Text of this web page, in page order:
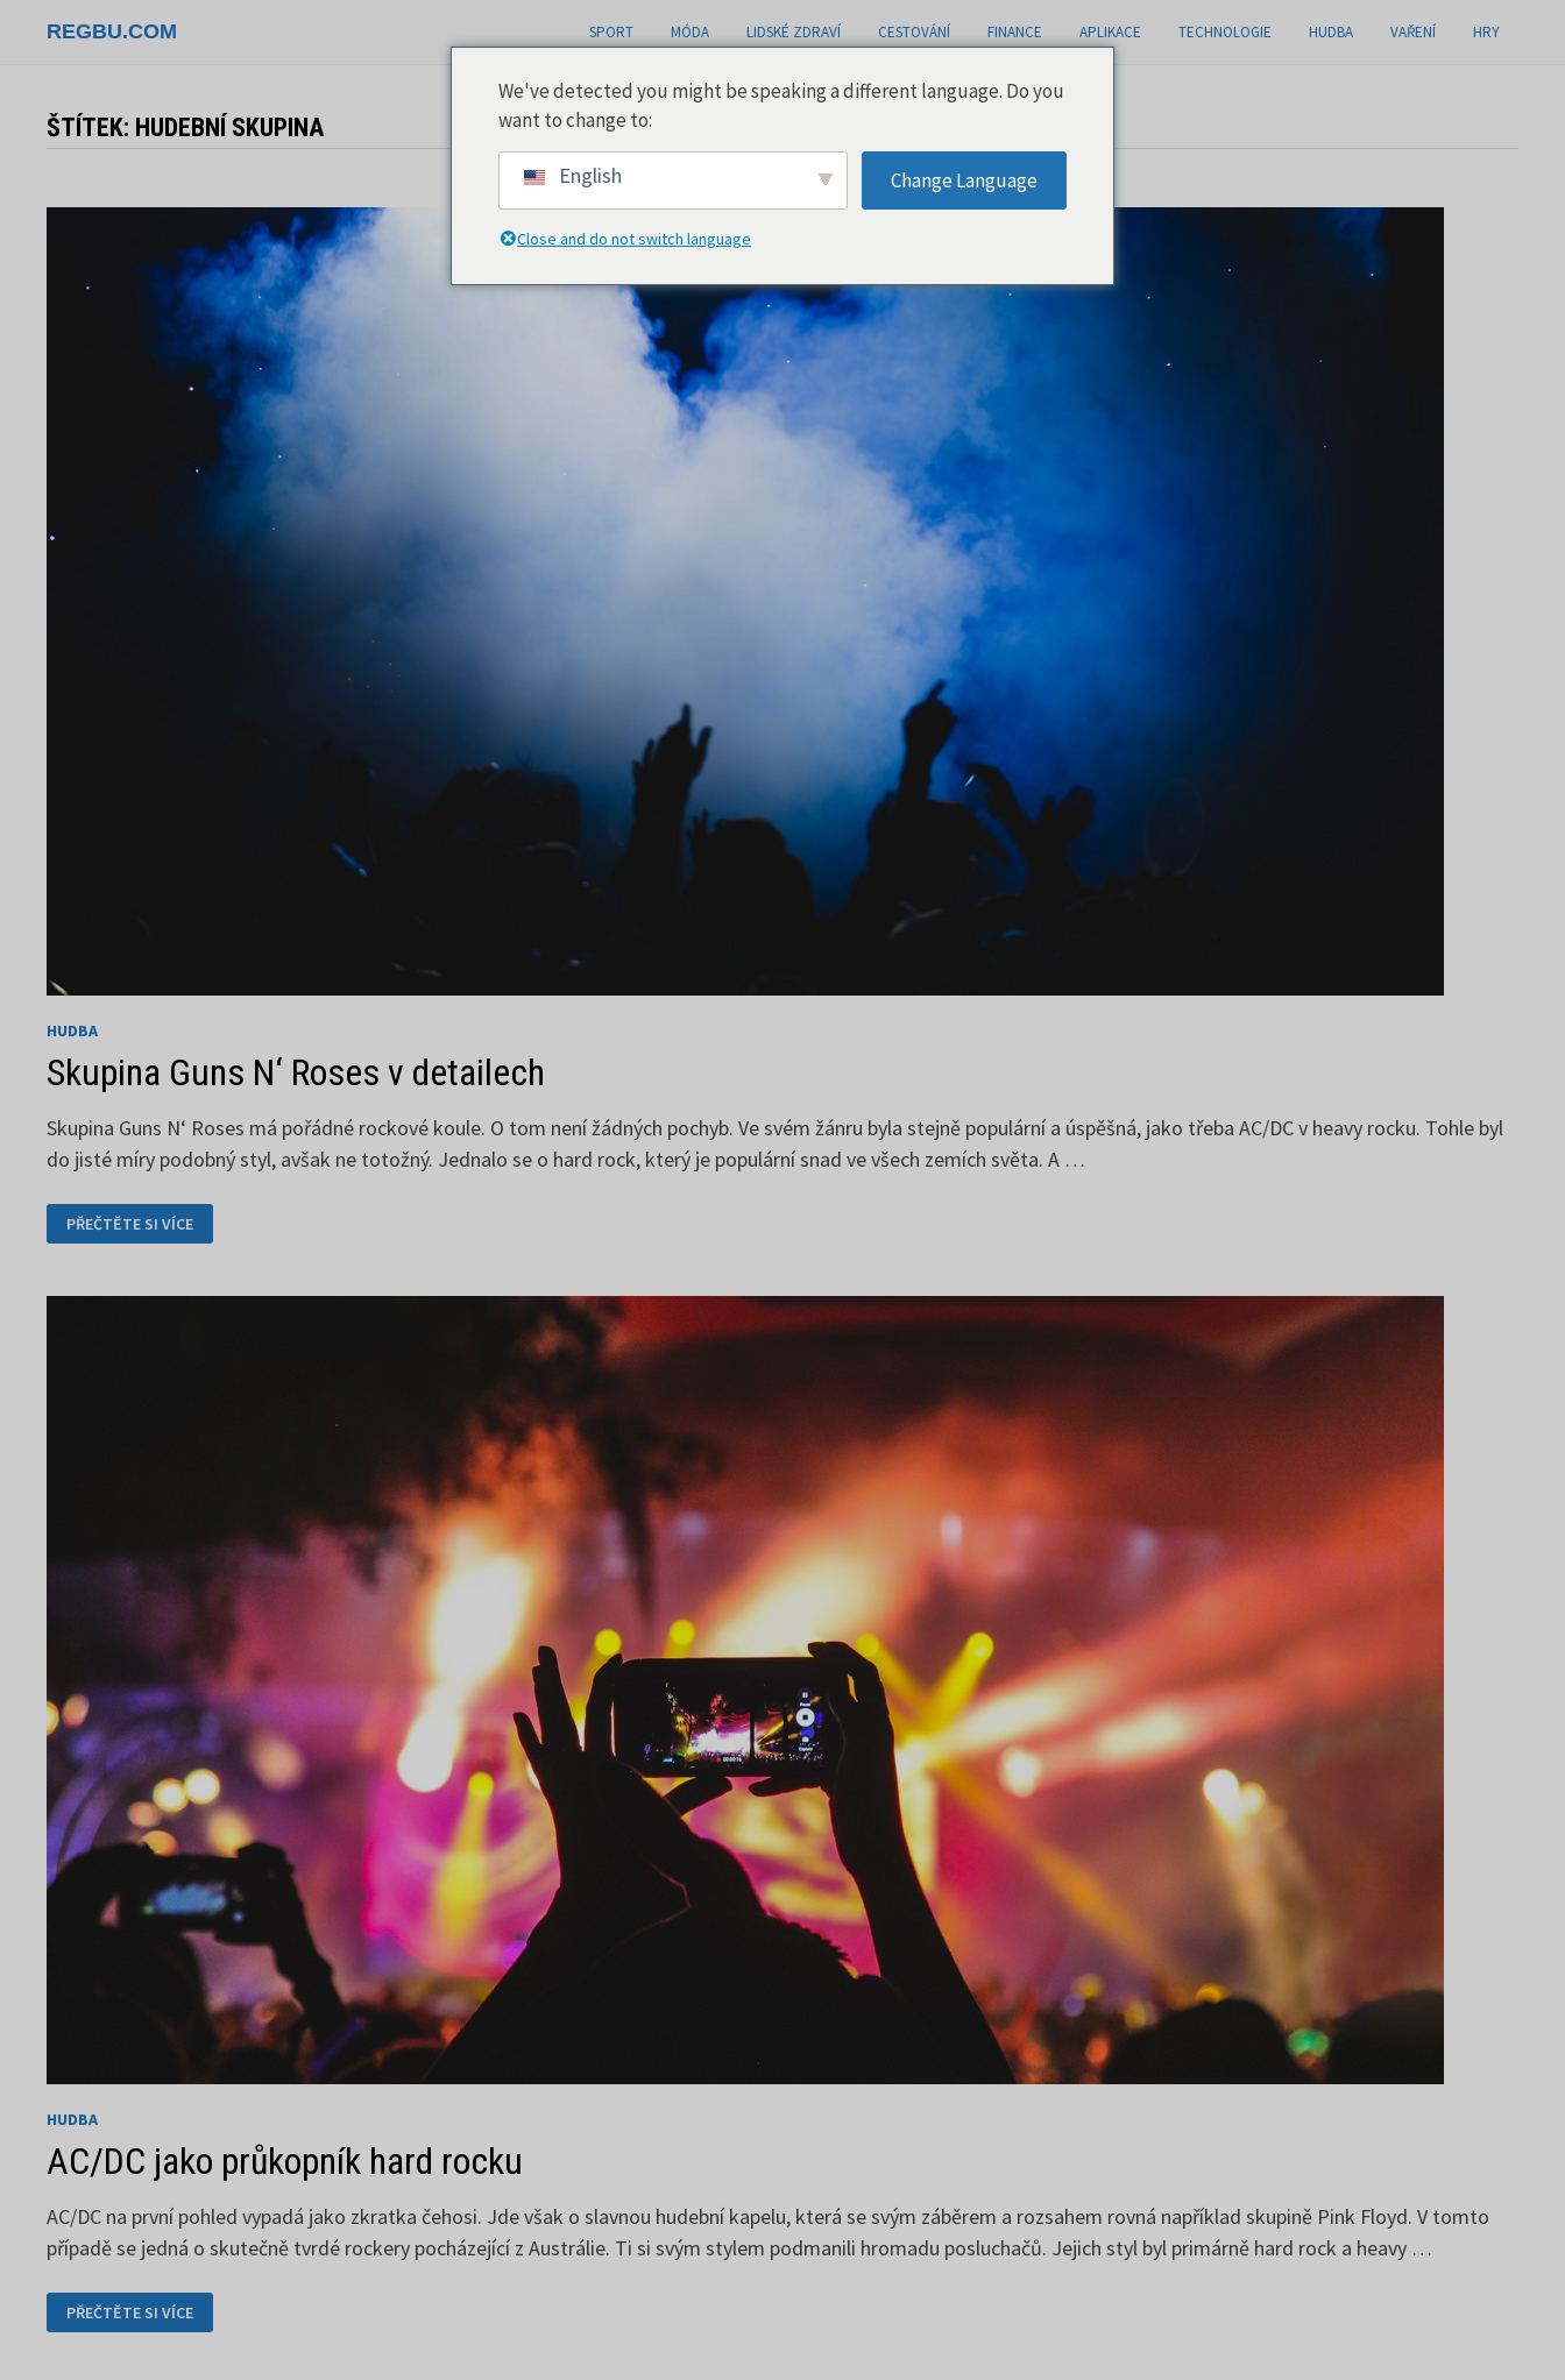
REGBU.COM SPORT MÓDA LIDSKÉ ZDRAVÍ CESTOVÁNÍ FINANCE APLIKACE TECHNOLOGIE HUDBA VAŘENÍ HRY
ŠTÍTEK: HUDEBNÍ SKUPINA
HUDBA
Skupina Guns N‘ Roses v detailech
Skupina Guns N‘ Roses má pořádné rockové koule. O tom není žádných pochyb. Ve svém žánru byla stejně populární a úspěšná, jako třeba AC/DC v heavy rocku. Tohle byl
do jisté míry podobný styl, avšak ne totožný. Jednalo se o hard rock, který je populární snad ve všech zemích světa. A …
SKUPINA
GUNS
N‘
PŘEČTĚTE SI VÍCE
HUDBA
AC/DC jako průkopník hard rocku
AC/DC na první pohled vypadá jako zkratka čehosi. Jde však o slavnou hudební kapelu, která se svým záběrem a rozsahem rovná například skupině Pink Floyd. V tomto
případě se jedná o skutečně tvrdé rockery pocházející z Austrálie. Ti si svým stylem podmanili hromadu posluchačů. Jejich styl byl primárně hard rock a heavy …
AC/DC
JAKO
PRŮKOPNÍK
PŘEČTĚTE SI VÍCE
We've detected you might be speaking a different language. Do you
want to change to:
English Change Language
Close and do not switch language